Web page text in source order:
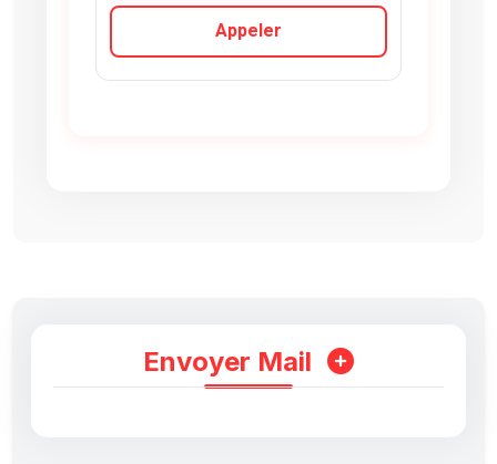
Appeler
Envoyer Mail